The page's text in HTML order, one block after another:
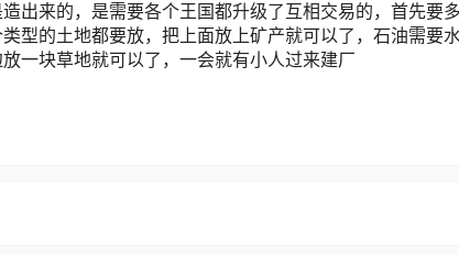
出来的，是需要各个王国都升级了互相交易的，首先要
型的土地都要放，把上面放上矿产就可以了，石油需要
一块草地就可以了，一会就有小人过来建厂